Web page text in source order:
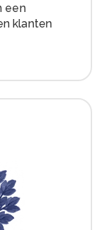
een
klanten